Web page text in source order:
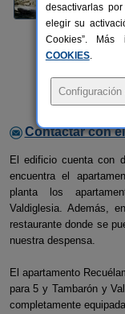
Contactar con
El edificio cuenta con
encuentra el
planta los
Valdiglesia. Además,
restaurante donde se
nuestra despensa.
El apartamento
para 5 y Tambarón y
completamente
desactivarlas
elegir su
Cookies”. Más
COOKIES.